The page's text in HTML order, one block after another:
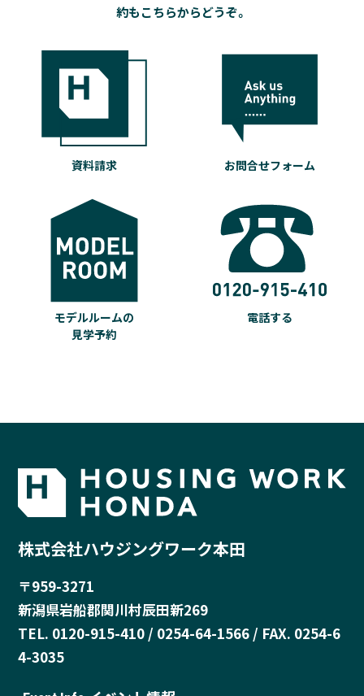
約もこちらからどうぞ。
資料請求 お問合せフォーム
モデルルームの
見学予約
電話する
株式会社ハウジングワーク本田
〒959-3271
新潟県岩船郡関川村辰田新269
TEL. 0120-915-410 / 0254-64-1566 / FAX. 0254-6
4-3035